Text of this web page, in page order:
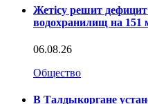
Жетісу решит
водохранилищ на 151
06.08.26
Общество
В Талдыкоргане